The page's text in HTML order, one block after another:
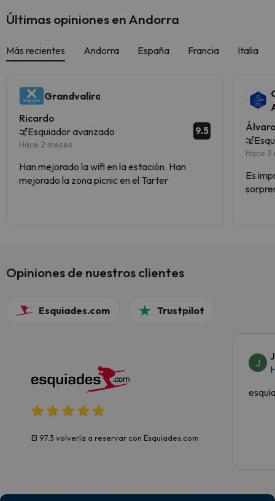
Últimas opiniones en Andorra
Más recientes Andorra España Francia Italia
Grandvalira
Ricardo
Esquiador avanzado
Hace 2 meses
9.5
Han mejorado la wifi en la estación. Han
mejorado la zona picnic en el Tarter
Hace 3
Es
Opiniones de nuestros clientes
Esquiades.com Trustpilot
El 97.3 volvería a reservar con Esquiades.com
J